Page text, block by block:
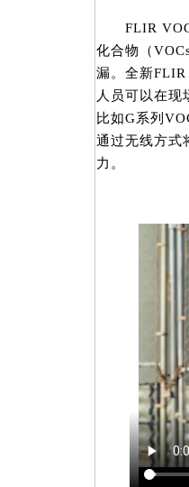
FLIR VOCs
化合物（
漏。全新
人员可以在
比如G系列
通过无线方式
力。